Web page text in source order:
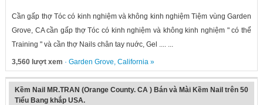
Cần gấp thợ Tóc có kinh nghiệm và không kinh nghiệm Tiệm vùng Garden
Grove, CA cần gấp thợ Tóc có kinh nghiệm và không kinh nghiệm " có thể
Training " và cần thợ Nails chân tay nuớc, Gel .... ...
3,560 lượt xem · Garden Grove, California»
Kềm Nail MR.TRAN (Orange County. CA ) Bán và Mài Kềm Nail trên 50
Tiểu Bang khắp USA.